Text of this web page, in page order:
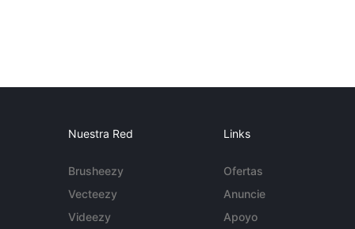
Nuestra Red
Brusheezy
Vecteezy
Videezy
Links
Ofertas
Anuncie
Apoyo